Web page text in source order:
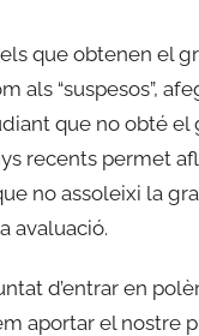
que obtenen el
“suspesos”,
que no obté el
recents permet
no assoleixi la
avaluació.
d’entrar en
aportar el nostre